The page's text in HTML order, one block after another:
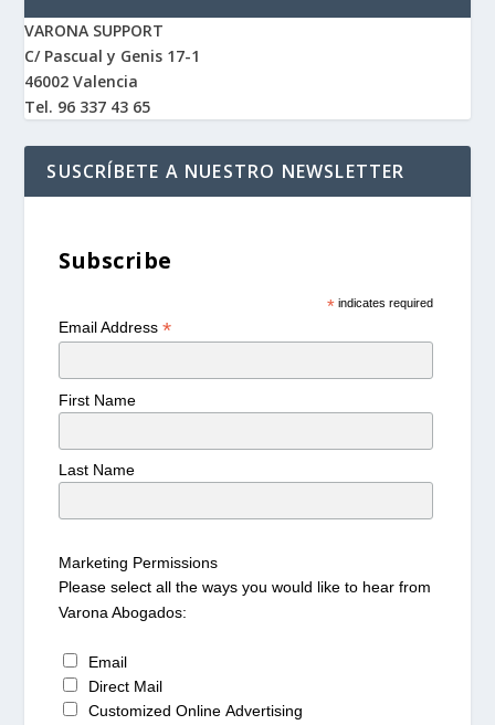
VARONA SUPPORT
C/ Pascual y Genis 17-1
46002 Valencia
Tel. 96 337 43 65
SUSCRÍBETE A NUESTRO NEWSLETTER
Subscribe
*indicates required
Email Address*
First Name
Last Name
Marketing Permissions
Please select all the ways you would like to hear from
Varona Abogados:
Email
Direct Mail
Customized Online Advertising